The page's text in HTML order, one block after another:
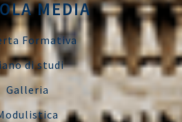
MEDIA
Formativa
di studi
Galleria